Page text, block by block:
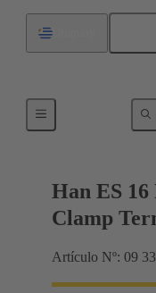
Corrientes hasta
Han ES 16
Clamp
Artículo Nº: 09